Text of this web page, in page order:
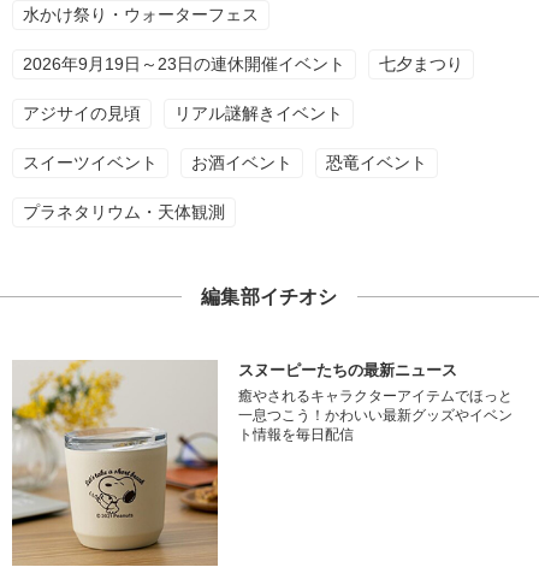
水かけ祭り・ウォーターフェス
2026年9月19日～23日の連休開催イベント 七夕まつり
アジサイの見頃 リアル謎解きイベント
スイーツイベント お酒イベント 恐竜イベント
プラネタリウム・天体観測
編集部イチオシ
スヌーピーたちの最新ニュース
癒やされるキャラクターアイテムでほっと
一息つこう！かわいい最新グッズやイベン
ト情報を毎日配信